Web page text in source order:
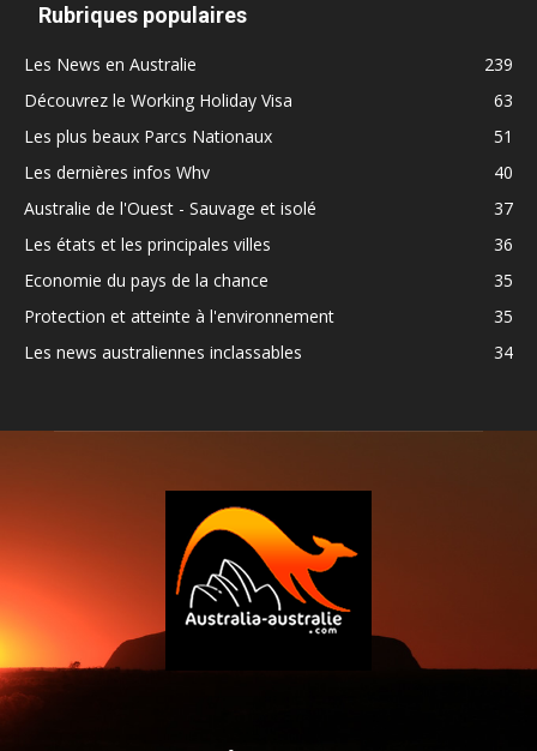
Rubriques populaires
Les News en Australie
239
Découvrez le Working Holiday Visa
63
Les plus beaux Parcs Nationaux
51
Les dernières infos Whv
40
Australie de l'Ouest - Sauvage et isolé
37
Les états et les principales villes
36
Economie du pays de la chance
35
Protection et atteinte à l'environnement
35
Les news australiennes inclassables
34